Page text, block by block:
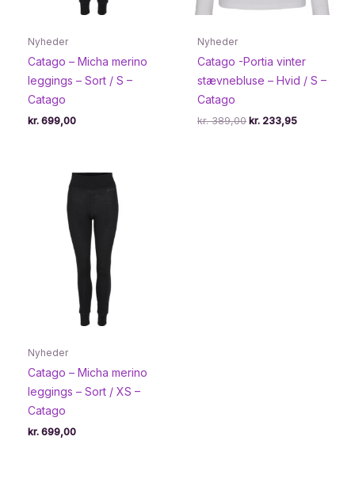
Nyheder
Catago – Micha merino
leggings – Sort / S –
Catago
kr. 699,00
Nyheder
Catago -Portia vinter
stævnebluse – Hvid / S –
Catago
kr.389,00 Den
kr. 233,95Den
Nyheder
Catago – Micha merino
leggings – Sort / XS –
Catago
kr. 699,00